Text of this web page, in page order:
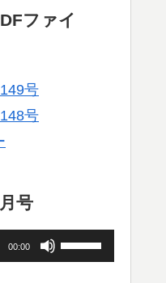
ファイ
号
号
号
00:00
ボ
リ